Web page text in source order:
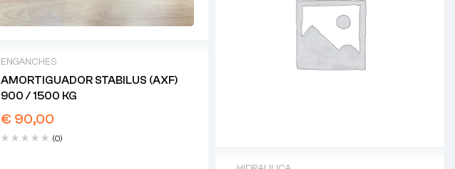
ENGANCHES
AMORTIGUADOR STABILUS (AXF)
900 / 1500 KG
€ 90,00
(0)